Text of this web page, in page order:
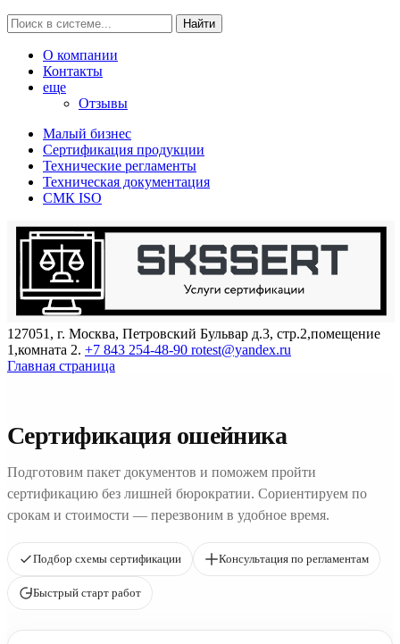
Найти
О компании
Контакты
еще
Отзывы
Малый бизнес
Сертификация продукции
Технические регламенты
Техническая документация
СМК ISO
127051, г. Москва, Петровский Бульвар д.3, стр.2,помещение
1,комната 2. +7 843 254-48-90 rotest@yandex.ru
Главная страница
Сертификация ошейника
Подготовим пакет документов и поможем пройти
сертификацию без лишней бюрократии. Сориентируем по
срокам и стоимости — перезвоним в удобное время.
Подбор схемы сертификации Консультация по регламентам
Быстрый старт работ